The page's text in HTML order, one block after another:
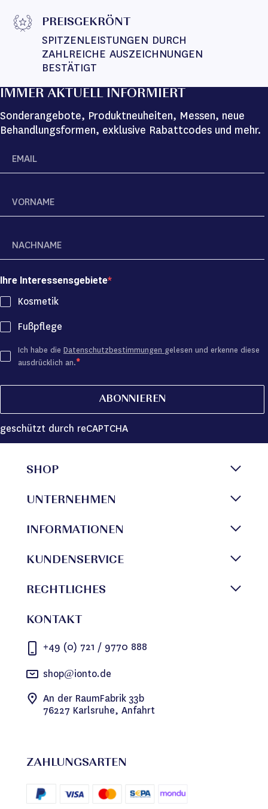
PREISGEKRÖNT
SPITZENLEISTUNGEN DURCH
ZAHLREICHE AUSZEICHNUNGEN
BESTÄTIGT
IMMER AKTUELL INFORMIERT
Sonderangebote, Produktneuheiten, Messen, neue
Behandlungsformen, exklusive Rabattcodes und mehr.
Ihre Interessensgebiete
Kosmetik
Fußpflege
Ich habe die Datenschutzbestimmungen gelesen und erkenne diese
ausdrücklich an.
ABONNIEREN
geschützt durch reCAPTCHA
SHOP
UNTERNEHMEN
INFORMATIONEN
KUNDENSERVICE
RECHTLICHES
KONTAKT
+49 (0) 721 / 9770 888
shop@ionto.de
An der RaumFabrik 33b
76227 Karlsruhe, Anfahrt
ZAHLUNGSARTEN